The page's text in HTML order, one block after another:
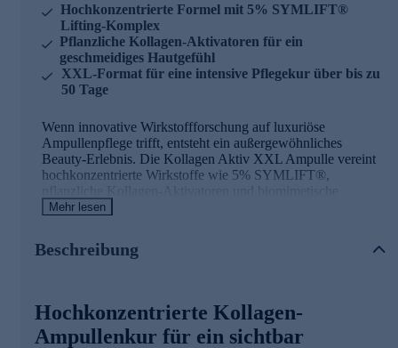
Hochkonzentrierte Formel mit 5% SYMLIFT®
Lifting-Komplex
Pflanzliche Kollagen-Aktivatoren für ein
geschmeidiges Hautgefühl
XXL-Format für eine intensive Pflegekur über bis zu
50 Tage
Wenn innovative Wirkstoffforschung auf luxuriöse
Ampullenpflege trifft, entsteht ein außergewöhnliches
Beauty-Erlebnis. Die Kollagen Aktiv XXL Ampulle vereint
hochkonzentrierte Wirkstoffe wie 5% SYMLIFT®,
pflanzliche Kollagen-Aktivatoren und biomimetische
Kollagenfragmente in einer flüssigen Textur, die sich
Hautbild.
Mehr lesen
Beschreibung
Hochkonzentrierte Kollagen-
Ampullenkur für ein sichtbar